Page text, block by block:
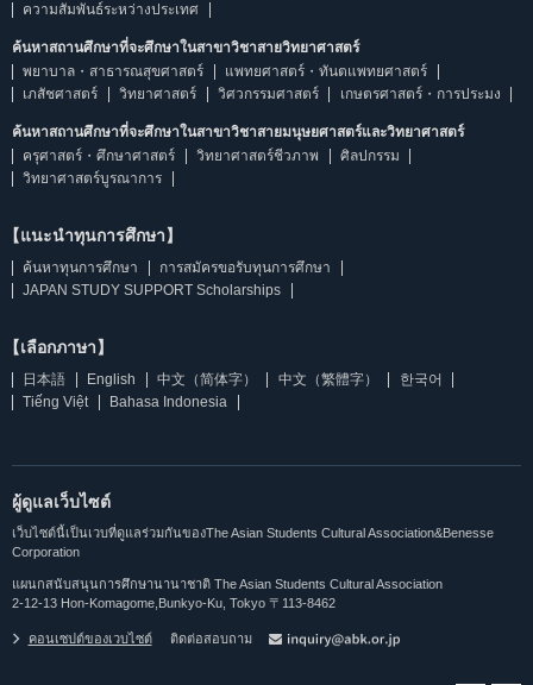
ความสัมพันธ์ระหว่างประเทศ
ค้นหาสถานศึกษาที่จะศึกษาในสาขาวิชาสายวิทยาศาสตร์
พยาบาล・สาธารณสุขศาสตร์
แพทยศาสตร์・ทันตแพทยศาสตร์
เภสัชศาสตร์
วิทยาศาสตร์ วิศวกรรมศาสตร์ เกษตรศาสตร์・การประมง
ค้นหาสถานศึกษาที่จะศึกษาในสาขาวิชาสายมนุษยศาสตร์และวิทยาศาสตร์
ครุศาสตร์・ศึกษาศาสตร์
วิทยาศาสตร์ชีวภาพ
ศิลปกรรม
วิทยาศาสตร์บูรณาการ
【แนะนำทุนการศึกษา】
ค้นหาทุนการศึกษา
การสมัครขอรับทุนการศึกษา
JAPAN STUDY SUPPORT Scholarships
【เลือกภาษา】
日本語 English 中文（简体字） 中文（繁體字）
한국어
Tiếng Việt
Bahasa Indonesia
ผู้ดูแลเว็บไซต์
เว็บไซต์นี้เป็นเวบที่ดูแลร่วมกันของThe Asian Students Cultural Association&Benesse
Corporation
แผนกสนับสนุนการศึกษานานาชาติ The Asian Students Cultural Association
2-12-13 Hon-Komagome,Bunkyo-Ku, Tokyo 〒113-8462
คอนเซปต์ของเวบไซต์ ติดต่อสอบถาม